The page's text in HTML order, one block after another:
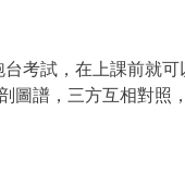
考試，在上課前就
圖譜，三方互相對照